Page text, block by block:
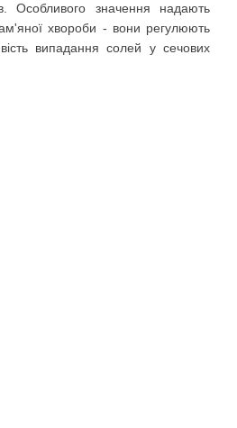
Особливого значення надають
хвороби - вони регулюють
випадання солей у сечових